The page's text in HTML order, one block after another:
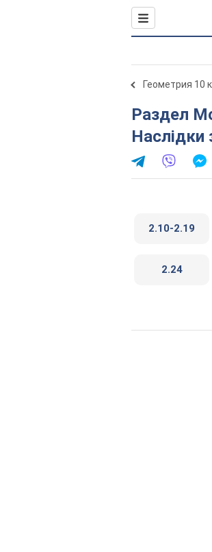
Геометрия 10
Раздел Модуль 2. Вступ до стереометрії. § 2.2.
Наслідки
2.10-2.19
2.24